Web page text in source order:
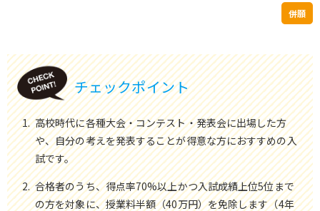
併願
チェックポイント
高校時代に各種大会・コンテスト・発表会に出場した方
や、自分の考えを発表することが得意な方におすすめの入
試です。
合格者のうち、得点率70%以上かつ入試成績上位5位まで
の方を対象に、授業料半額（40万円）を免除します（4年